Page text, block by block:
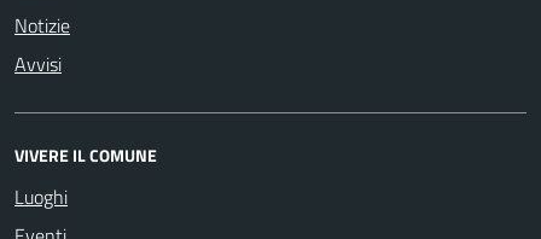
Notizie
Avvisi
VIVERE IL COMUNE
Luoghi